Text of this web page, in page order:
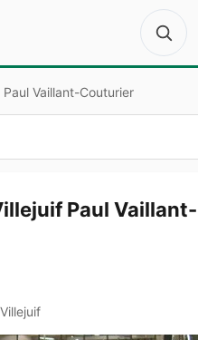
Paul Vaillant-Couturier
Paul Vaillant-